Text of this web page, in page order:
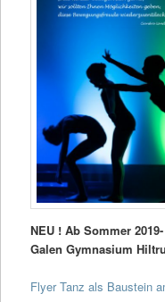
NEU ! Ab Sommer
Galen Gymnasium
Flyer Tanz als Baustein